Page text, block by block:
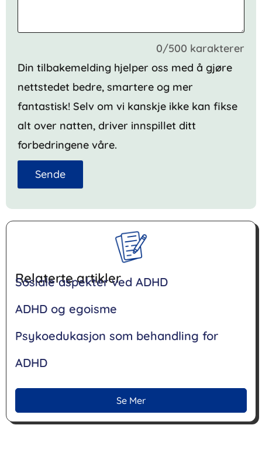
0/500 karakterer
Din tilbakemelding hjelper oss med å gjøre
nettstedet bedre, smartere og mer
fantastisk! Selv om vi kanskje ikke kan fikse
alt over natten, driver innspillet ditt
forbedringene våre.
Sende
Relaterte artikler
Sosiale aspekter ved ADHD
ADHD og egoisme
Psykoedukasjon som behandling for
ADHD
Se Mer